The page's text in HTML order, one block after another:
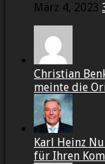
März 4, 2023
Christian
meinte die
Karl Heinz
für Ihren